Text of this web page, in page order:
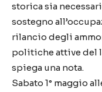
storica sia
sostegno
rilancio degli
politiche attive del
spiega una nota.
Sabato 1° maggio